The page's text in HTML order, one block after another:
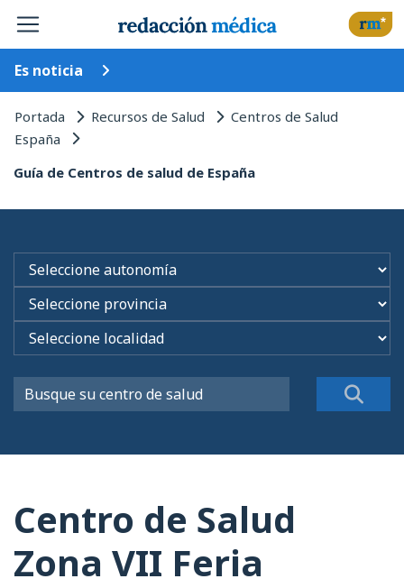
Es noticia
Portada Recursos de Salud Centros de Salud
España
Guía de Centros de salud de España
Centro de Salud
Zona VII Feria